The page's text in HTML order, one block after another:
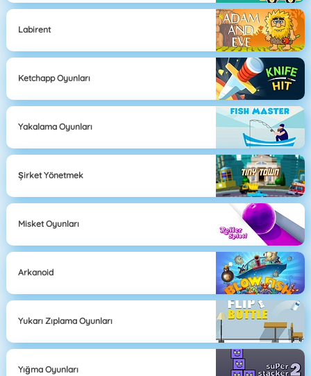
Labirent
Ketchapp Oyunları
Yakalama Oyunları
Şirket Yönetmek
Misket Oyunları
Arkanoid
Yukarı Zıplama Oyunları
Yığma Oyunları